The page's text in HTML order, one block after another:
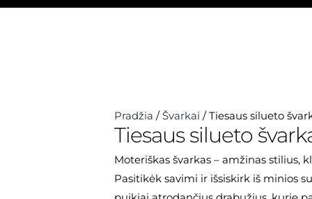
Pradžia /Švarkai / Tiesaus silueto
Tiesaus silueto
Moteriškas švarkas – amžinas stilius,
Pasitikėk savimi ir išsiskirk iš minios
produkto
kiekis:
Tiesaus
silueto
švarkas